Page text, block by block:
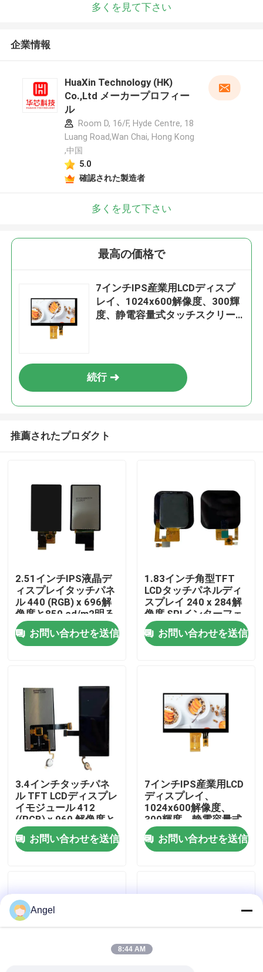
家
ビデオ
VRショー
私達について
工場旅行
品質管理
私達に連絡しなさい
引用を要求しなさい
多くを見て下さい
企業情報
HuaXin Technology (HK)
Co.,Ltd メーカープロフィー
ル
Room D, 16/F, Hyde Centre, 18
Luang Road,Wan Chai, Hong Kong
,中国
5.0
確認された製造者
多くを見て下さい
最高の価格で
7インチIPS産業用LCDディスプ
レイ、1024x600解像度、300輝
度、静電容量式タッチスクリー
続行
推薦されたプロダクト
2.51インチIPS液晶デ
ィスプレイタッチパネ
ル 440 (RGB) x 696解
像度と850 cd/m2明る
さ MIPIインターフェー
ス お問い合わせを送信
1.83インチ角型TFT
LCDタッチパネルディ
スプレイ 240 x 284解
像度 SPIインターフェ
ース
お問い合わせを送信
3.4インチタッチパネ
ル TFT LCDディスプレ
イモジュール 412
((RGB) x 960 解像度と
産業用 MIPI 2L インタ
ーフェース
お問い合わせを送信
7インチIPS産業用LCD
ディスプレイ、
1024x600解像度、
300輝度、静電容量式
タッチスクリーン
お問い合わせを送信
Angel
8:44 AM